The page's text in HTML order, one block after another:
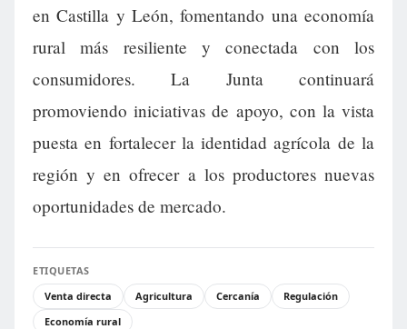
en Castilla y León, fomentando una economía
rural más resiliente y conectada con los
consumidores. La Junta continuará
promoviendo iniciativas de apoyo, con la vista
puesta en fortalecer la identidad agrícola de la
región y en ofrecer a los productores nuevas
oportunidades de mercado.
ETIQUETAS
Venta directa
Agricultura Cercanía
Regulación
Economía rural